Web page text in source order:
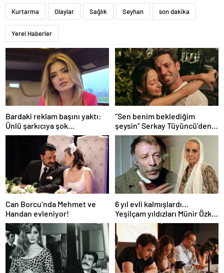
Kurtarma Olaylar Sağlık Seyhan son dakika
Yerel Haberler
Bardaki reklam başını yaktı:
Ünlü şarkıcıya şok
soruşturma! Haberim yoktu…
“Sen benim beklediğim
şeysin” Serkay Tüyüncü’den
Zeynep Bastık’a aşk dolu 1. yıl
kutlaması!
Can Borcu’nda Mehmet ve
Handan evleniyor!
6 yıl evli kalmışlardı…
Yeşilçam yıldızları Münir Özkul
ile Suna Selen’in kızları da
ünlü çıktı!